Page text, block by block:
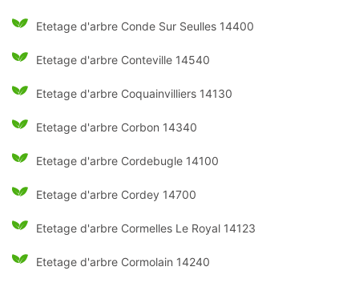
Etetage d'arbre Conde Sur Seulles 14400
Etetage d'arbre Conteville 14540
Etetage d'arbre Coquainvilliers 14130
Etetage d'arbre Corbon 14340
Etetage d'arbre Cordebugle 14100
Etetage d'arbre Cordey 14700
Etetage d'arbre Cormelles Le Royal 14123
Etetage d'arbre Cormolain 14240